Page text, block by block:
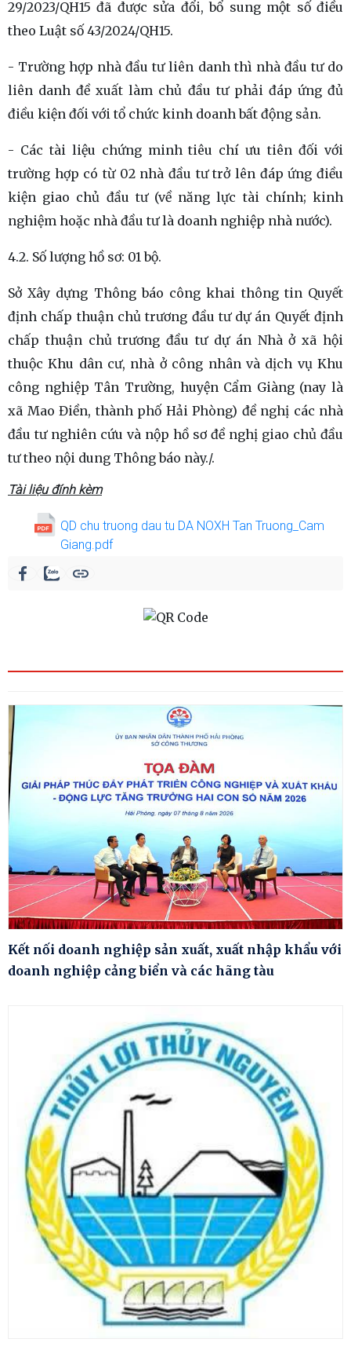
29/2023/QH15 đã được sửa đổi, bổ sung một số điều
theo Luật số 43/2024/QH15.
- Trường hợp nhà đầu tư liên danh thì nhà đầu tư do
liên danh đề xuất làm chủ đầu tư phải đáp ứng đủ
điều kiện đối với tổ chức kinh doanh bất động sản.
- Các tài liệu chứng minh tiêu chí ưu tiên đối với
trường hợp có từ 02 nhà đầu tư trở lên đáp ứng điều
kiện giao chủ đầu tư (về năng lực tài chính; kinh
nghiệm hoặc nhà đầu tư là doanh nghiệp nhà nước).
4.2. Số lượng hồ sơ: 01 bộ.
Sở Xây dựng Thông báo công khai thông tin Quyết
định chấp thuận chủ trương đầu tư dự án Quyết định
chấp thuận chủ trương đầu tư dự án Nhà ở xã hội
thuộc Khu dân cư, nhà ở công nhân và dịch vụ Khu
công nghiệp Tân Trường, huyện Cẩm Giàng (nay là
xã Mao Điền, thành phố Hải Phòng) đề nghị các nhà
đầu tư nghiên cứu và nộp hồ sơ đề nghị giao chủ đầu
tư theo nội dung Thông báo này./.
Tài liệu đính kèm
QD chu truong dau tu DA NOXH Tan Truong_Cam
Giang.pdf
Kết nối doanh nghiệp sản xuất, xuất nhập khẩu với
doanh nghiệp cảng biển và các hãng tàu